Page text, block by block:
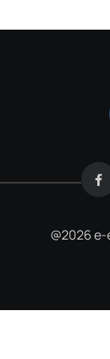
@2026